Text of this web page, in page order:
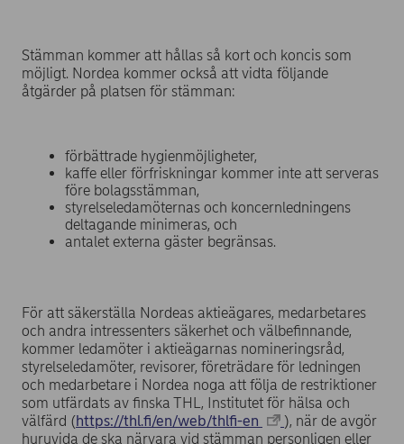
Stämman kommer att hållas så kort och koncis som
möjligt. Nordea kommer också att vidta följande
åtgärder på platsen för stämman:
förbättrade hygienmöjligheter,
kaffe eller förfriskningar kommer inte att serveras
före bolagsstämman,
styrelseledamöternas och koncernledningens
deltagande minimeras, och
antalet externa gäster begränsas.
För att säkerställa Nordeas aktieägares, medarbetares
och andra intressenters säkerhet och välbefinnande,
kommer ledamöter i aktieägarnas nomineringsråd,
styrelseledamöter, revisorer, företrädare för ledningen
och medarbetare i Nordea noga att följa de restriktioner
som utfärdats av finska THL, Institutet för hälsa och
välfärd (https://thl.fi/en/web/thlfi-en
), när de avgör
huruvida de ska närvara vid stämman personligen eller